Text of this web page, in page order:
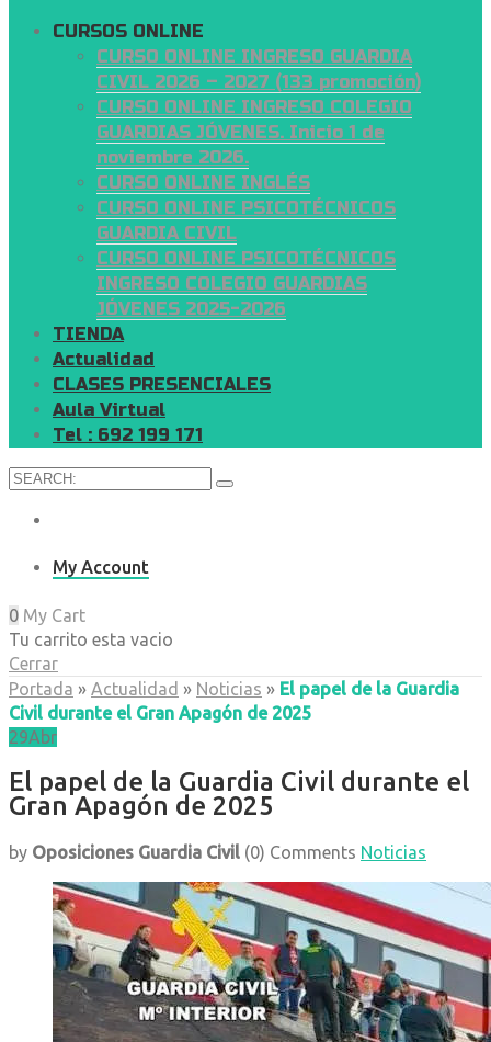
CURSOS ONLINE
CURSO ONLINE INGRESO GUARDIA
CIVIL 2026 – 2027 (133 promoción)
CURSO ONLINE INGRESO COLEGIO
GUARDIAS JÓVENES. Inicio 1 de
noviembre 2026.
CURSO ONLINE INGLÉS
CURSO ONLINE PSICOTÉCNICOS
GUARDIA CIVIL
CURSO ONLINE PSICOTÉCNICOS
INGRESO COLEGIO GUARDIAS
JÓVENES 2025-2026
TIENDA
Actualidad
CLASES PRESENCIALES
Aula Virtual
Tel : 692 199 171
My Account
0 My Cart
Tu carrito esta vacio
Cerrar
Portada » Actualidad » Noticias » El papel de la Guardia
Civil durante el Gran Apagón de 2025
29Abr
El papel de la Guardia Civil durante el
Gran Apagón de 2025
by Oposiciones Guardia Civil (0) Comments Noticias